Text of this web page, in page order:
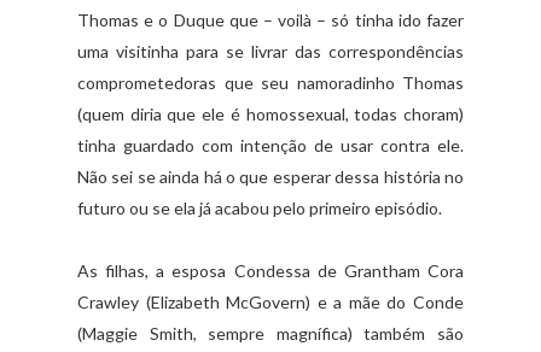
Thomas e o Duque que – voilà – só tinha ido fazer
uma visitinha para se livrar das correspondências
comprometedoras que seu namoradinho Thomas
(quem diria que ele é homossexual, todas choram)
tinha guardado com intenção de usar contra ele.
Não sei se ainda há o que esperar dessa história no
futuro ou se ela já acabou pelo primeiro episódio.
As filhas, a esposa Condessa de Grantham Cora
Crawley (Elizabeth McGovern) e a mãe do Conde
(Maggie Smith, sempre magnífica) também são